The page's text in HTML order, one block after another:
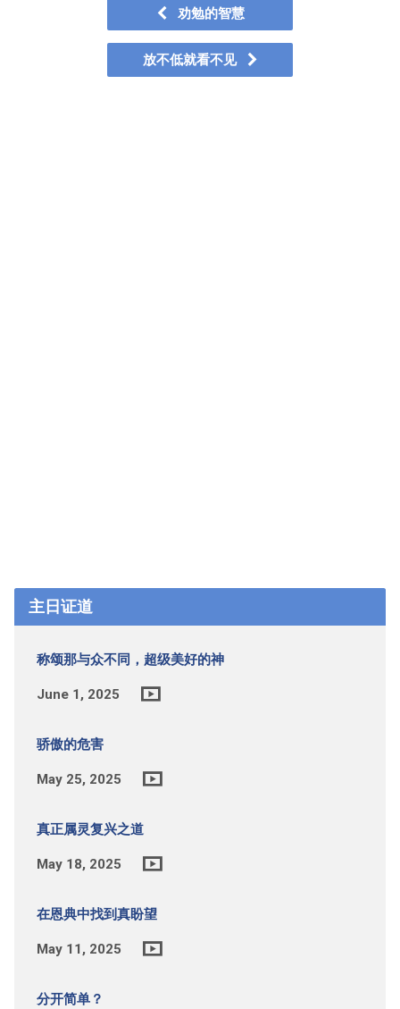
劝勉的智慧
放不低就看不见
主日证道
称颂那与众不同，超级美好的神
June 1, 2025
骄傲的危害
May 25, 2025
真正属灵复兴之道
May 18, 2025
在恩典中找到真盼望
May 11, 2025
分开简单？